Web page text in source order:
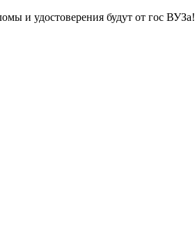
и удостоверения будут от гос ВУЗа!